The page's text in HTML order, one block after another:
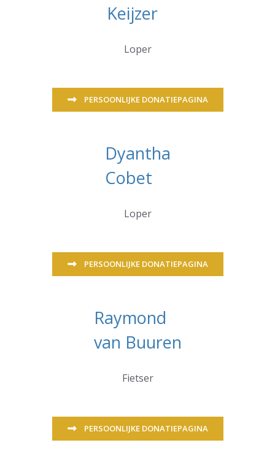
Keijzer
Loper
PERSOONLIJKE DONATIEPAGINA
Dyantha
Cobet
Loper
PERSOONLIJKE DONATIEPAGINA
Raymond
van Buuren
Fietser
PERSOONLIJKE DONATIEPAGINA